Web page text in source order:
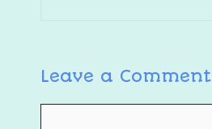
Leave a Comment